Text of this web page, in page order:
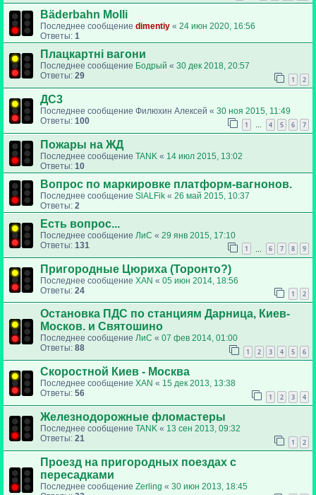
Bäderbahn Molli
Последнее сообщение dimentiy « 24 июн 2020, 16:56
Ответы: 1
Плацкартні вагони
Последнее сообщение Бодрый « 30 дек 2018, 20:57
Ответы: 29 1 2
ДС3
Последнее сообщение Филюхин Алексей « 30 ноя 2015, 11:49
Ответы: 100 1 4 5 6 7
Пожары на ЖД
Последнее сообщение TANK « 14 июл 2015, 13:02
Ответы: 10
Вопрос по маркировке платформ-вагнонов.
Последнее сообщение SlALFik « 26 май 2015, 10:37
Ответы: 2
Есть вопрос...
Последнее сообщение ЛиС « 29 янв 2015, 17:10
Ответы: 131 1 6 7 8 9
Пригородные Цюриха (Торонто?)
Последнее сообщение XAN « 05 июн 2014, 18:56
Ответы: 24 1 2
Остановка ПДС по станциям Дарница, Киев-
Москов. и Святошино
Последнее сообщение ЛиС « 07 фев 2014, 01:00
Ответы: 88 1 2 3 4 5 6
Скоростной Киев - Москва
Последнее сообщение XAN « 15 дек 2013, 13:38
Ответы: 56 1 2 3 4
Железнодорожные фломастеры
Последнее сообщение TANK « 13 сен 2013, 09:32
Ответы: 21 1 2
Проезд на пригородных поездах с
пересадками
Последнее сообщение Zerling « 30 июн 2013, 18:45